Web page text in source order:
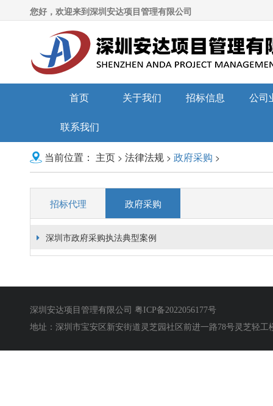
您好，欢迎来到深圳安达项目管理有限公司
首页 关于我们 招标信息 公司
联系我们
当前位置： 主页 > 法律法规 > 政府采购 >
招标代理 政府采购
深圳市政府采购执法典型案例
深圳安达项目管理有限公司 粤ICP备2022056177号
地址：深圳市宝安区新安街道灵芝园社区前进一路78号灵芝轻